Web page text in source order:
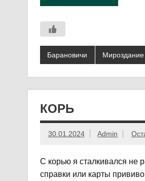
Барановичи Мироздание
КОРЬ
30.01.2024 Admin
С корью я сталкивался не
справки или карты